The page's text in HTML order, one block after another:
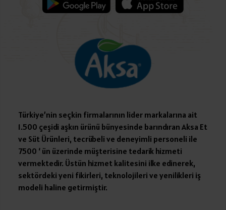
Türkiye’nin seçkin firmalarının lider markalarına ait
1.500 çeşidi aşkın ürünü bünyesinde barındıran Aksa Et
ve Süt Ürünleri, tecrübeli ve deneyimli personeli ile
7500 ‘ ün üzerinde müşterisine tedarik hizmeti
vermektedir. Üstün hizmet kalitesini ilke edinerek,
sektördeki yeni fikirleri, teknolojileri ve yenilikleri iş
modeli haline getirmiştir.